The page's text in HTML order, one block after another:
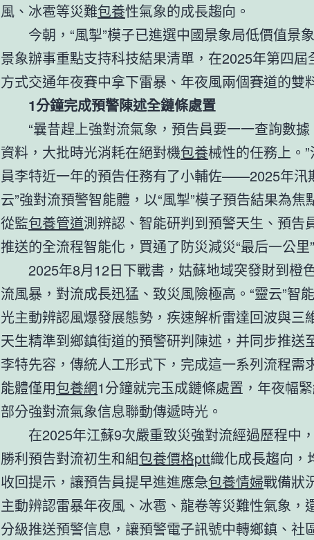
風、冰雹等災難包養性氣象的成長趨向。
今朝，“風掣”模子已進選中國景象局低價值景
景象辦事重點支持科技結果清單，在2025年第四
方式交通年夜賽中拿下雷暴、年夜風兩個賽道的雙
1分鐘完成預警陳述全鏈條處置
“曩昔趕上強對流氣象，預告員要一一查詢數
資料，大批時光消耗在絕對機包養械性的任務上。
員李特近一年的預告任務有了小輔佐——2025年汛
云”強對流預警智能體，以“風掣”模子預告結果為焦
從監包養管道測辨認、智能研判到預警天生、預告
推送的全流程智能化，買通了防災減災“最后一公里”
2025年8月12日下戰書，姑蘇地域突發財到橙
流風暴，對流成長迅猛、致災風險極高。“靈云”智
光主動辨認風爆發展態勢，疾速解析雷達回波與三
天生精準到鄉鎮街道的預警研判陳述，并同步推送
李特先容，傳統人工形式下，完成這一系列流程需
能體僅用包養網1分鐘就完玉成鏈條處置，年夜幅
部分強對流氣象信息聯動傳遞時光。
在2025年江蘇9次嚴重致災強對流經過歷程中
勝利預告對流初生和組包養價格ptt織化成長趨向，
收回提示，讓預告員提早進進應急包養情婦戰備狀
主動辨認雷暴年夜風、冰雹、龍卷等災難性氣象，
分級推送預警信息，讓預警電子訊號中轉鄉鎮、社